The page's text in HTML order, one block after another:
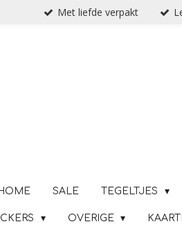
Met liefde verpakt
SALE TEGELTJES
OVERIGE